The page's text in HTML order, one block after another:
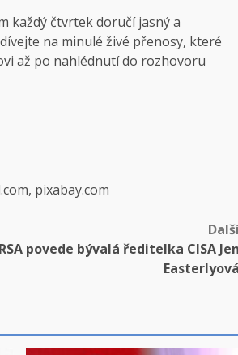
každý čtvrtek doručí jasný a
na minulé živé přenosy, které
až po nahlédnutí do rozhovoru
pixabay.com
povede bývalá ředitelka CISA Jen
Easterlyová